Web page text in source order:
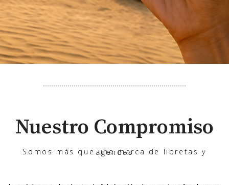
Nuestro Compromiso
Somos más que una marca de libretas y agendas